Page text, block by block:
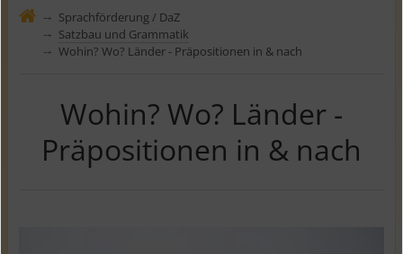
⤍ Sprachförderung / DaZ
⤍ Satzbau und Grammatik
⤍ Wohin? Wo? Länder - Präpositionen in & nach
Wohin? Wo? Länder -
Präpositionen in & nach